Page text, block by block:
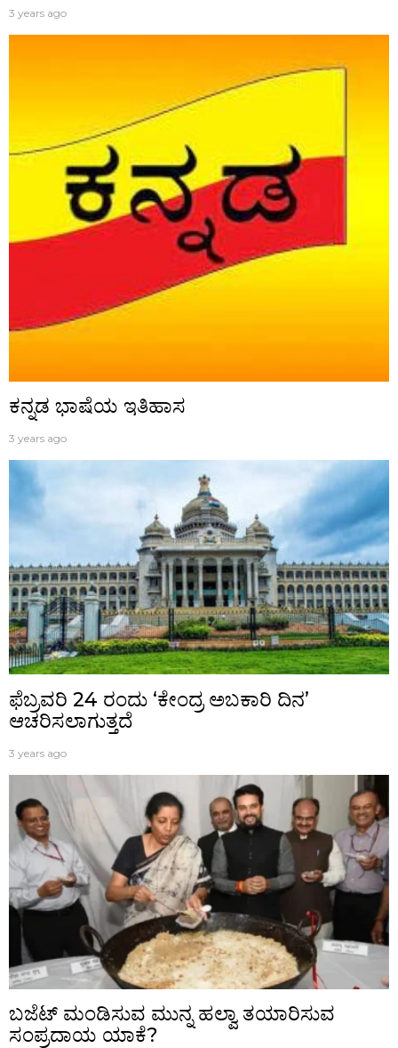
3 years ago
ಕನ್ನಡ ಭಾಷೆಯ ಇತಿಹಾಸ
3 years ago
ಫೆಬ್ರವರಿ 24 ರಂದು ‘ಕೇಂದ್ರ ಅಬಕಾರಿ ದಿನ’
ಆಚರಿಸಲಾಗುತ್ತದೆ
3 years ago
ಬಜೆಟ್‌ ಮಂಡಿಸುವ ಮುನ್ನ ಹಲ್ವಾ ತಯಾರಿಸುವ
ಸಂಪ್ರದಾಯ ಯಾಕೆ?